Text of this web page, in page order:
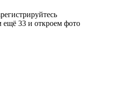
ещё 33 и откроем фото